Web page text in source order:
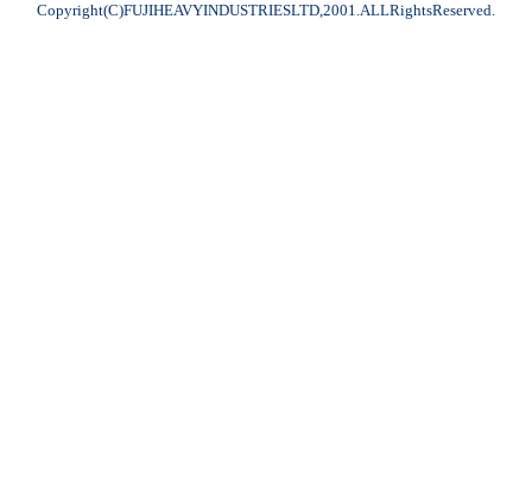
Copyright(C)FUJIHEAVYINDUSTRIESLTD,2001.ALLRightsReserved.